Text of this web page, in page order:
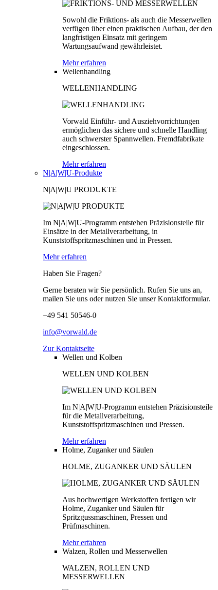
Sowohl die Friktions- als auch die Messerwellen
verfügen über einen praktischen Aufbau, der den
langfristigen Einsatz mit geringem
Wartungsaufwand gewährleistet.
Mehr erfahren
Wellenhandling
WELLENHANDLING
Vorwald Einführ- und Ausziehvorrichtungen
ermöglichen das sichere und schnelle Handling
auch schwerster Spannwellen. Fremdfabrikate
eingeschlossen.
Mehr erfahren
N|A|W|U-Produkte
N|A|W|U PRODUKTE
Im N|A|W|U-Programm entstehen Präzisionsteile für
Einsätze in der Metallverarbeitung, in
Kunststoffspritzmaschinen und in Pressen.
Mehr erfahren
Haben Sie Fragen?
Gerne beraten wir Sie persönlich. Rufen Sie uns an,
mailen Sie uns oder nutzen Sie unser Kontaktformular.
+49 541 50546-0
info@vorwald.de
Zur Kontaktseite
Wellen und Kolben
WELLEN UND KOLBEN
Im N|A|W|U-Programm entstehen Präzisionsteile
für die Metallverarbeitung,
Kunststoffspritzmaschinen und Pressen.
Mehr erfahren
Holme, Zuganker und Säulen
HOLME, ZUGANKER UND SÄULEN
Aus hochwertigen Werkstoffen fertigen wir
Holme, Zuganker und Säulen für
Spritzgussmaschinen, Pressen und
Prüfmaschinen.
Mehr erfahren
Walzen, Rollen und Messerwellen
WALZEN, ROLLEN UND
MESSERWELLEN